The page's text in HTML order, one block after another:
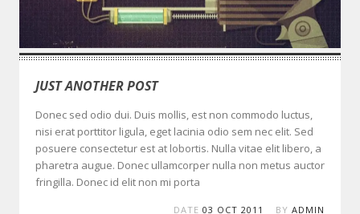
JUST ANOTHER POST
Donec sed odio dui. Duis mollis, est non commodo luctus,
nisi erat porttitor ligula, eget lacinia odio sem nec elit. Sed
posuere consectetur est at lobortis. Nulla vitae elit libero, a
pharetra augue. Donec ullamcorper nulla non metus auctor
fringilla. Donec id elit non mi porta
DATE 03 OCT 2011 BY ADMIN